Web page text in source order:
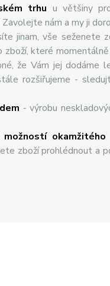
trhu u většiny
nám a my ji
jinam, vše seženete
které momentálně
že Vám jej dodáme
rozšiřujeme -
- výrobu
možností okamžitého
zboží prohlédnout a